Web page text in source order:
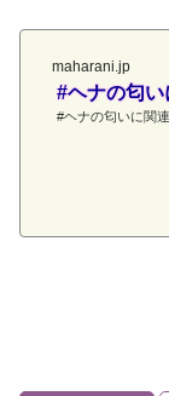
maharani.jp
#ヘナの匂
#ヘナの匂いに関